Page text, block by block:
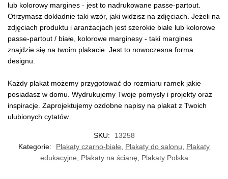
lub kolorowy margines - jest to nadrukowane passe-partout.
Otrzymasz dokładnie taki wzór, jaki widzisz na zdjęciach. Jeżeli na
zdjęciach produktu i aranżacjach jest szerokie białe lub kolorowe
passe-partout / białe, kolorowe marginesy - taki margines
znajdzie się na twoim plakacie. Jest to nowoczesna forma
designu.
Każdy plakat możemy przygotować do rozmiaru ramek jakie
posiadasz w domu. Wydrukujemy Twoje pomysły i projekty oraz
inspiracje. Zaprojektujemy ozdobne napisy na plakat z Twoich
ulubionych cytatów.
SKU:
13258
Kategorie:
Plakaty czarno-białe Plakaty do salonu
Plakaty
edukacyjne
Plakaty na ścianę Plakaty Polska